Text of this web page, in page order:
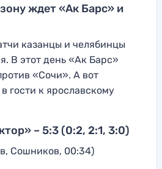
ждет «Ак Барс» и
казанцы и челябинцы
В этот день «Ак Барс»
«Сочи». А вот
гости к ярославскому
– 5:3 (0:2, 2:1, 3:0)
Сошников, 00:34)